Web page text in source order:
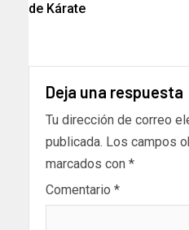
de Kárate
Deja una respuesta
Tu dirección de correo
publicada. Los campos
marcados con *
Comentario *